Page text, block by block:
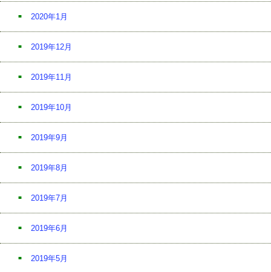
2020年1月
2019年12月
2019年11月
2019年10月
2019年9月
2019年8月
2019年7月
2019年6月
2019年5月